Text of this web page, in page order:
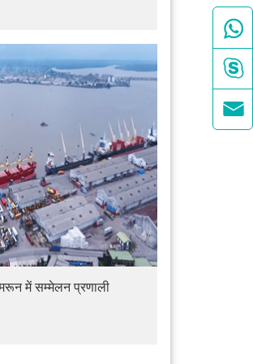
में सम्मेलन प्रणाली


